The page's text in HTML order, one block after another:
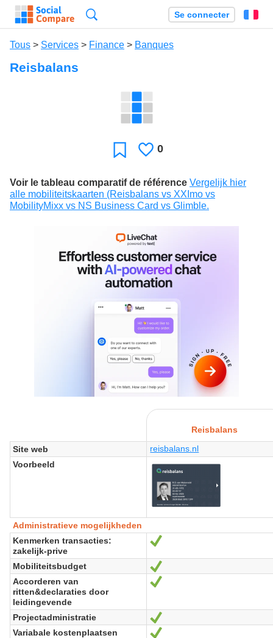
Se connecter
Tous > Services > Finance > Banques
Reisbalans
Favori J'aime
0
Voir le tableau comparatif de référence Vergelijk hier
alle mobiliteitskaarten (Reisbalans vs XXImo vs
MobilityMixx vs NS Business Card vs Glimble.
Reisbalans
Site web
reisbalans.nl
Voorbeeld
Administratieve mogelijkheden
Kenmerken transacties:
zakelijk-prive
Oui
Mobiliteitsbudget
Accorderen van
ritten&declaraties door
leidingevende
Oui
Projectadministratie
Variabale kostenplaatsen
Oui